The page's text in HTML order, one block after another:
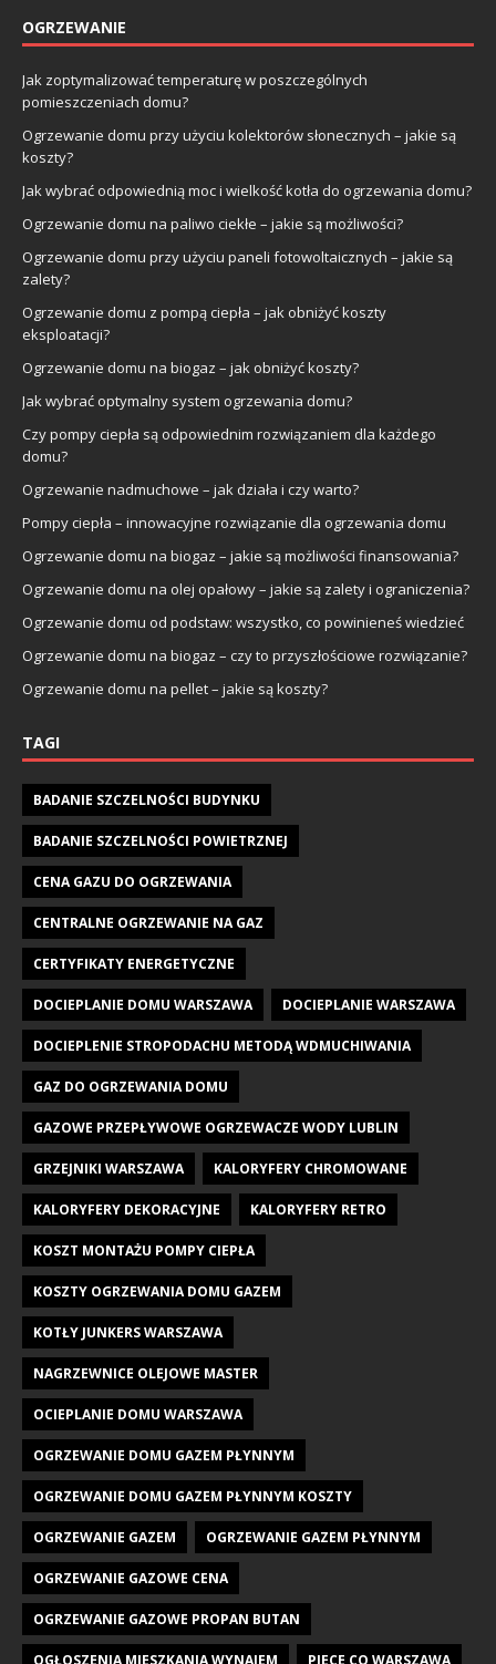
OGRZEWANIE
Jak zoptymalizować temperaturę w poszczególnych
pomieszczeniach domu?
Ogrzewanie domu przy użyciu kolektorów słonecznych – jakie są
koszty?
Jak wybrać odpowiednią moc i wielkość kotła do ogrzewania domu?
Ogrzewanie domu na paliwo ciekłe – jakie są możliwości?
Ogrzewanie domu przy użyciu paneli fotowoltaicznych – jakie są
zalety?
Ogrzewanie domu z pompą ciepła – jak obniżyć koszty
eksploatacji?
Ogrzewanie domu na biogaz – jak obniżyć koszty?
Jak wybrać optymalny system ogrzewania domu?
Czy pompy ciepła są odpowiednim rozwiązaniem dla każdego
domu?
Ogrzewanie nadmuchowe – jak działa i czy warto?
Pompy ciepła – innowacyjne rozwiązanie dla ogrzewania domu
Ogrzewanie domu na biogaz – jakie są możliwości finansowania?
Ogrzewanie domu na olej opałowy – jakie są zalety i ograniczenia?
Ogrzewanie domu od podstaw: wszystko, co powinieneś wiedzieć
Ogrzewanie domu na biogaz – czy to przyszłościowe rozwiązanie?
Ogrzewanie domu na pellet – jakie są koszty?
TAGI
BADANIE SZCZELNOŚCI BUDYNKU
BADANIE SZCZELNOŚCI POWIETRZNEJ
CENA GAZU DO OGRZEWANIA
CENTRALNE OGRZEWANIE NA GAZ
CERTYFIKATY ENERGETYCZNE
DOCIEPLANIE DOMU WARSZAWA DOCIEPLANIE WARSZAWA
DOCIEPLENIE STROPODACHU METODĄ WDMUCHIWANIA
GAZ DO OGRZEWANIA DOMU
GAZOWE PRZEPŁYWOWE OGRZEWACZE WODY LUBLIN
GRZEJNIKI WARSZAWA KALORYFERY CHROMOWANE
KALORYFERY DEKORACYJNE KALORYFERY RETRO
KOSZT MONTAŻU POMPY CIEPŁA
KOSZTY OGRZEWANIA DOMU GAZEM
KOTŁY JUNKERS WARSZAWA
NAGRZEWNICE OLEJOWE MASTER
OCIEPLANIE DOMU WARSZAWA
OGRZEWANIE DOMU GAZEM PŁYNNYM
OGRZEWANIE DOMU GAZEM PŁYNNYM KOSZTY
OGRZEWANIE GAZEM OGRZEWANIE GAZEM PŁYNNYM
OGRZEWANIE GAZOWE CENA
OGRZEWANIE GAZOWE PROPAN BUTAN